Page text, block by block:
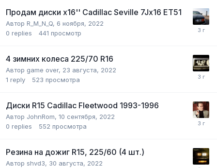
Продам диски x16'' Cadillac Seville 7Jx16 ET51
Автор R_M_N_Q, 6 ноября, 2022
0 replies 441 просмотр
4 зимних колеса 225/70 R16
Автор game over, 23 августа, 2022
1 reply 523 просмотра
Диски R15 Cadillac Fleetwood 1993-1996
Автор JohnRom, 10 сентября, 2022
0 replies 552 просмотра
Резина на дожиг R15, 225/60 (4 шт.)
Автор shvd3, 30 августа, 2022